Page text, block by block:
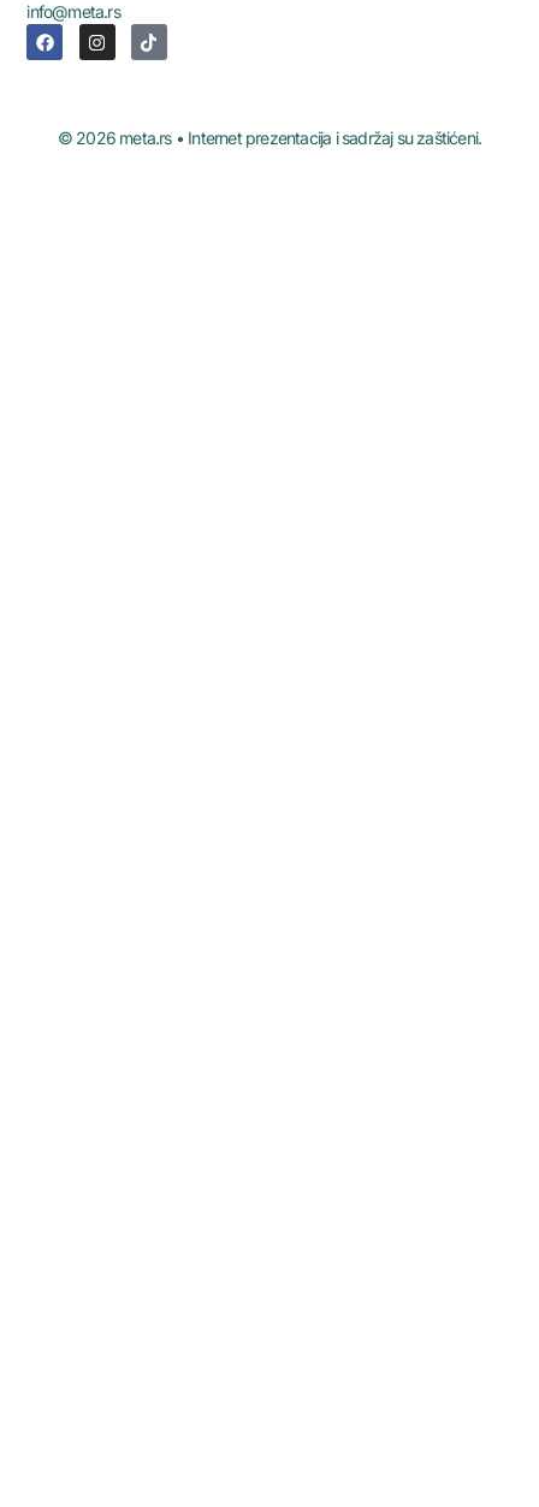
info@meta.rs
© 2026 meta.rs • Internet prezentacija i sadržaj su zaštićeni.